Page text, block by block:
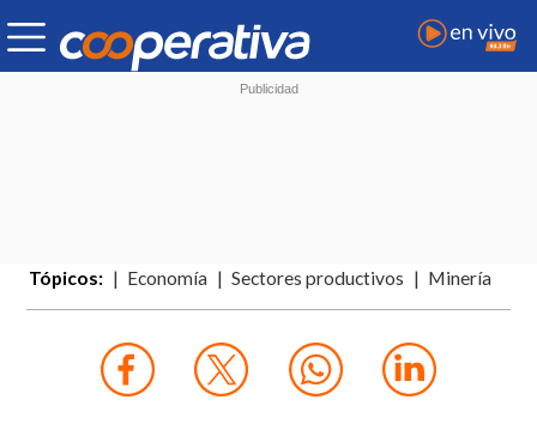
Tópicos: Economía Sectores productivos Minería